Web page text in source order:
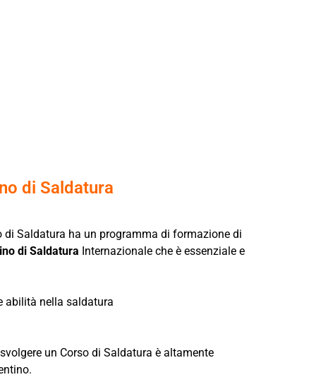
di Saldatura
di Saldatura ha un programma di formazione di
di Saldatura Internazionale che è essenziale e
abilità nella saldatura
un Corso di Saldatura è altamente